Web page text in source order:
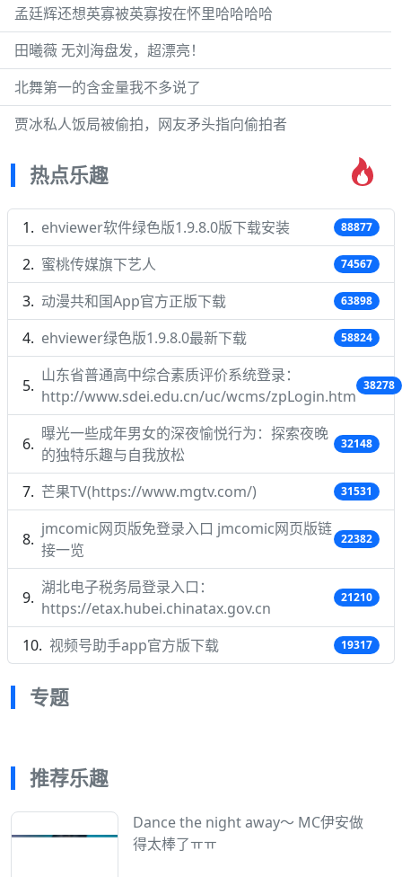
孟廷辉还想英寡被英寡按在怀里哈哈哈哈
田曦薇 无刘海盘发，超漂亮！
北舞第一的含金量我不多说了
贾冰私人饭局被偷拍，网友矛头指向偷拍者
热点乐趣
ehviewer软件绿色版1.9.8.0版下载安装 88877
蜜桃传媒旗下艺人 74567
动漫共和国App官方正版下载 63898
ehviewer绿色版1.9.8.0最新下载 58824
山东省普通高中综合素质评价系统登录：
http://www.sdei.edu.cn/uc/wcms/zpLogin.htm
38278
曝光一些成年男女的深夜愉悦行为：探索夜晚
的独特乐趣与自我放松
32148
芒果TV(https://www.mgtv.com/) 31531
jmcomic网页版免登录入口 jmcomic网页版链
接一览
22382
湖北电子税务局登录入口：
https://etax.hubei.chinatax.gov.cn
21210
视频号助手app官方版下载 19317
专题
推荐乐趣
Dance the night away～ MC伊安做
得太棒了ㅠㅠ